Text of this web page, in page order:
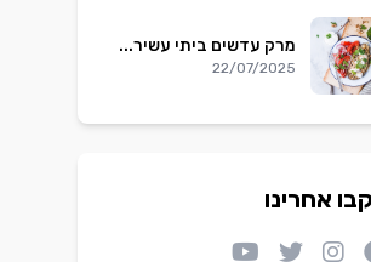
מרק עדשים ביתי עשיר...
22/07/2025
אחרינו